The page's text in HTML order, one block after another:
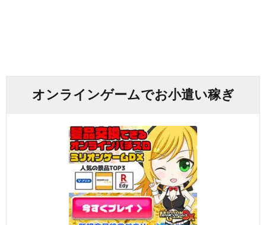
オンラインゲームでお小遣い稼ぎ